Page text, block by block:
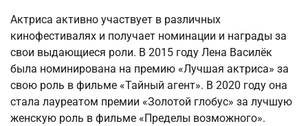
Актриса активно участвует в различных
кинофестивалях и получает номинации и награды за
свои выдающиеся роли. В 2015 году Лена Василёк
была номинирована на премию «Лучшая актриса» за
свою роль в фильме «Тайный агент». В 2020 году она
стала лауреатом премии «Золотой глобус» за лучшую
женскую роль в фильме «Пределы возможного».